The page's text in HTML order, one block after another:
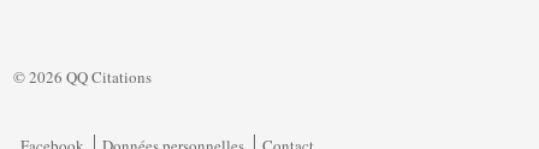
© 2026 QQ Citations